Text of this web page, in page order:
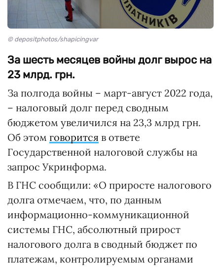
© depositphotos/shapicingvar
За шесть месяцев войны долг вырос на
23 млрд. грн.
За полгода войны – март-август 2022 года,
– налоговый долг перед сводным
бюджетом увеличился на 23,3 млрд грн.
Об этом говорится в ответе
Государственной налоговой службы на
запрос Укринформа.
В ГНС сообщили: «О приросте налогового
долга отмечаем, что, по данным
информационно-коммуникационной
системы ГНС, абсолютный прирост
налогового долга в сводный бюджет по
платежам, контролируемым органами